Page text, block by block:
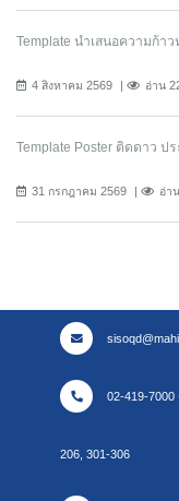
Template นำเสนอความก้
4 สิงหาคม 2569 อ่าน
Template Poster ติดดาว ป
31 กรกฎาคม 2569 อ่า
02-419-7000
206, 301-306